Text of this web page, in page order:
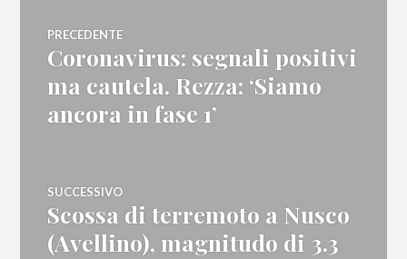
Navigazione
articoli
PRECEDENTE
Articolo
precedente:
Coronavirus: segnali positivi
ma cautela. Rezza: ‘Siamo
ancora in fase 1’
SUCCESSIVO
Articolo
successivo:
Scossa di terremoto a Nusco
(Avellino), magnitudo di 3.3